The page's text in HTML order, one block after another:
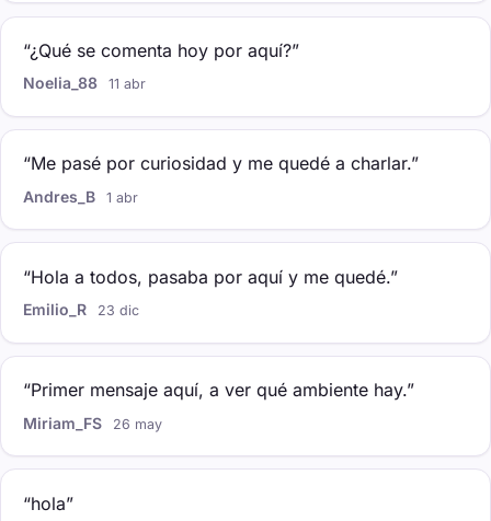
“¿Qué se comenta hoy por aquí?”
Noelia_88 11 abr
“Me pasé por curiosidad y me quedé a charlar.”
Andres_B 1 abr
“Hola a todos, pasaba por aquí y me quedé.”
Emilio_R 23 dic
“Primer mensaje aquí, a ver qué ambiente hay.”
Miriam_FS 26 may
“hola”